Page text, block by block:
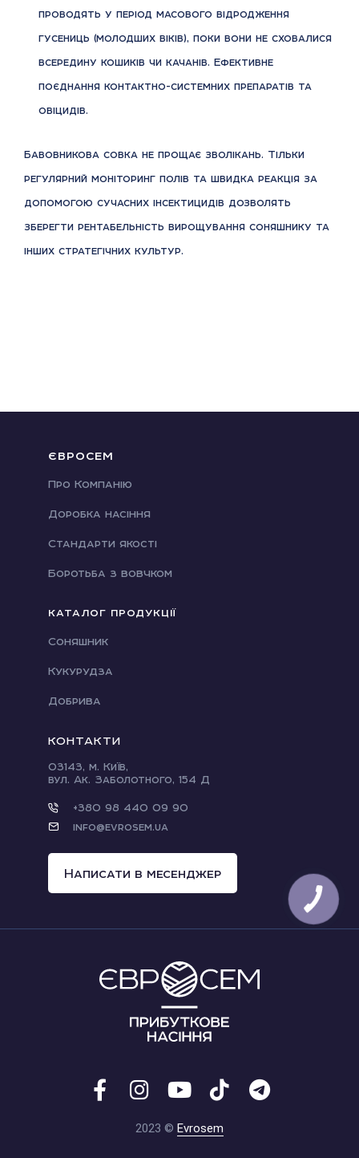
проводять у період масового відродження
гусениць (молодших віків), поки вони не сховалися
всередину кошиків чи качанів. Ефективне
поєднання контактно-системних препаратів та
овіцидів.
Бавовникова совка не прощає зволікань. Тільки
регулярний моніторинг полів та швидка реакція за
допомогою сучасних інсектицидів дозволять
зберегти рентабельність вирощування соняшнику та
інших стратегічних культур.
ЄВРОСЕМ
Про Компанію
Доробка насіння
Стандарти якості
Боротьба з вовчком
КАТАЛОГ ПРОДУКЦІЇ
Соняшник
Кукурудза
Добрива
КОНТАКТИ
03143, м. Київ,
вул. Ак. Заболотного, 154 Д
+380 98 440 09 90
info@evrosem.ua
Написати в месенджер
2023 © Evrosem